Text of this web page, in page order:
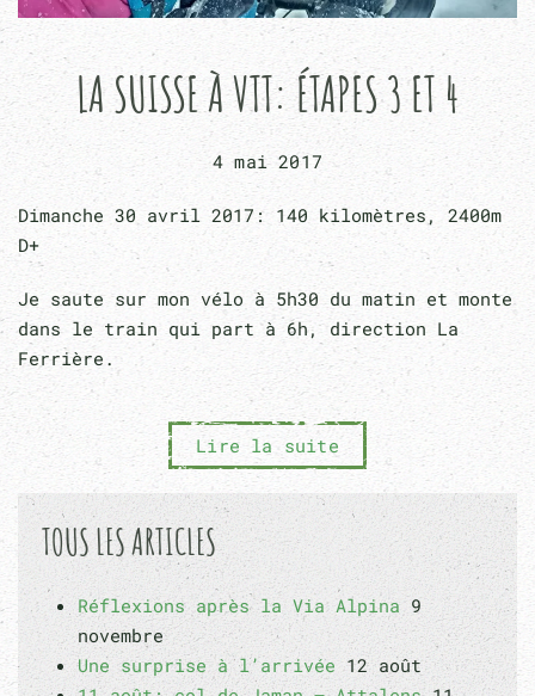
LA SUISSE À VTT: ÉTAPES 3 ET 4
4 mai 2017
Dimanche 30 avril 2017: 140 kilomètres, 2400m
D+
Je saute sur mon vélo à 5h30 du matin et monte
dans le train qui part à 6h, direction La
Ferrière.
Lire la suite
TOUS LES ARTICLES
Réflexions après la Via Alpina 9
novembre
Une surprise à l’arrivée 12 août